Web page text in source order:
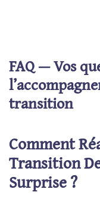
FAQ — Vos
transition
Comment
Transition
Surprise ?